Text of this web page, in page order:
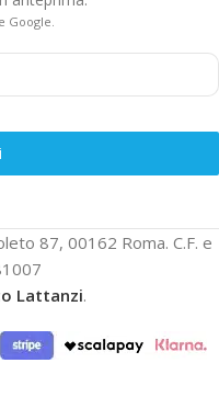
anteprima.
87, 00162 Roma. C.F. e
Lattanzi.